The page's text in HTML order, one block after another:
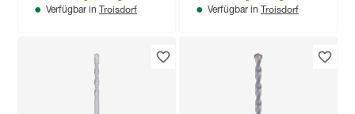
Verfügbar in Troisdorf
Verfügbar in Troisdorf